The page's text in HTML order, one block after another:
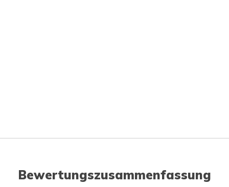
Bewertungszusammenfassung